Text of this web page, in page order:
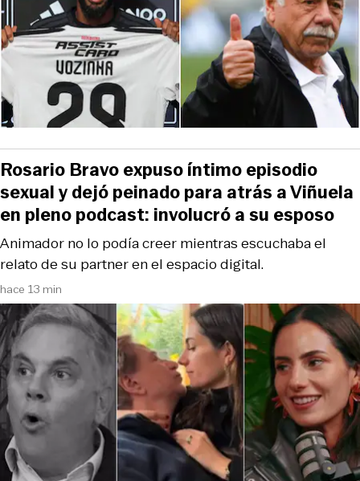
hace 13 min
Animador no lo podía creer mientras escuchaba el
relato de su partner en el espacio digital.
Rosario Bravo expuso íntimo episodio
sexual y dejó peinado para atrás a Viñuela
en pleno podcast: involucró a su esposo